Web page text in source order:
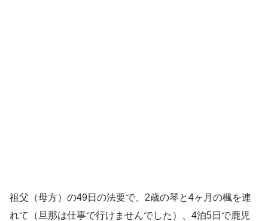
祖父（母方）の49日の法要で、2歳の琴と4ヶ月の楓を連
れて（旦那は仕事で行けませんでした）、4泊5日で鹿児